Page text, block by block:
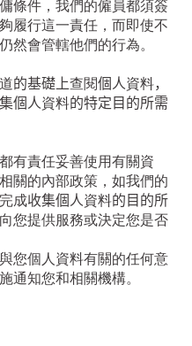
條件，我們的僱員都須簽
履行這一責任，而即使不
然會管轄他們的行為。
道的基礎上查閱個人資料，
個人資料的特定目的所需
有責任妥善使用有關資
關的內部政策，如我們的
成收集個人資料的目的所
您提供服務或決定您是否
您個人資料有關的任何意
通知您和相關機構。